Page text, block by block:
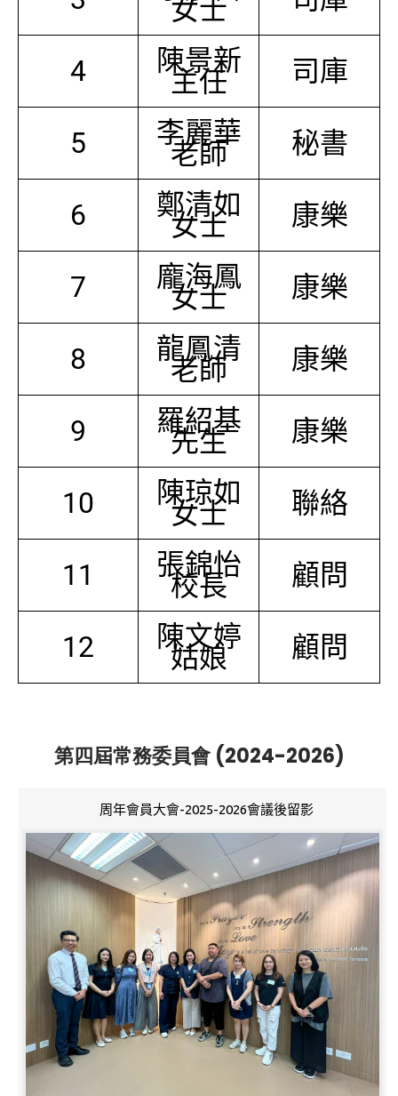
女士
4 陳景新
主任 司庫
5 李麗華
老師 秘書
6 鄭清如
女士 康樂
7 龐海鳳
女士 康樂
8 龍鳳清
老師 康樂
9 羅紹基
先生 康樂
10 陳琼如
女士 聯絡
11 張錦怡
校長 顧問
12 陳文婷
姑娘 顧問
第四屆常務委員會 (2024-2026)
周年會員大會-2025-2026會議後留影